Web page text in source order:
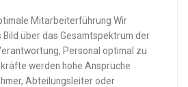
Mitarbeiterführung Wir
über das Gesamtspektrum der
Personal optimal zu
werden hohe Ansprüche
Abteilungsleiter oder